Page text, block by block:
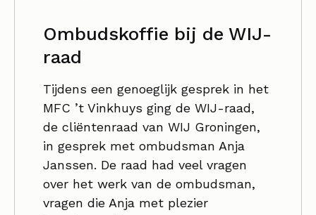
Ombudskoffie bij de WIJ-
raad
Tijdens een genoeglijk gesprek in het
MFC ’t Vinkhuys ging de WIJ-raad,
de cliëntenraad van WIJ Groningen,
in gesprek met ombudsman Anja
Janssen. De raad had veel vragen
over het werk van de ombudsman,
vragen die Anja met plezier